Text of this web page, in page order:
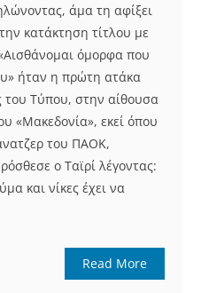
άμα τη αφίξει
κατάκτηση τίτλου με
όμορφα που
ήταν η πρώτη ατάκα
Τύπου, στην αίθουσα
«Μακεδονία», εκεί όπου
του ΠΑΟΚ,
ο Ταϊρί λέγοντας:
και νίκες έχει να
Read More